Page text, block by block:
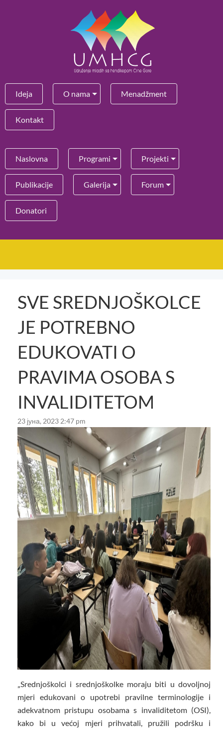
Ideja O nama Menadžment
Kontakt
Naslovna Programi Projekti
Publikacije Galerija Forum
Donatori
SVE SREDNJOŠKOLCE
JE POTREBNO
EDUKOVATI O
PRAVIMA OSOBA S
INVALIDITETOM
23 јуна, 2023 2:47 pm
„Srednjoškolci i srednjoškolke moraju biti u dovoljnoj
mjeri edukovani o upotrebi pravilne terminologije i
adekvatnom pristupu osobama s invaliditetom (OSI),
kako bi u većoj mjeri prihvatali, pružili podršku i